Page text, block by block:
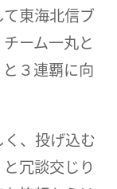
東海北信ブ
ーム一丸と
３連覇に向
、投げ込む
冗談交じり